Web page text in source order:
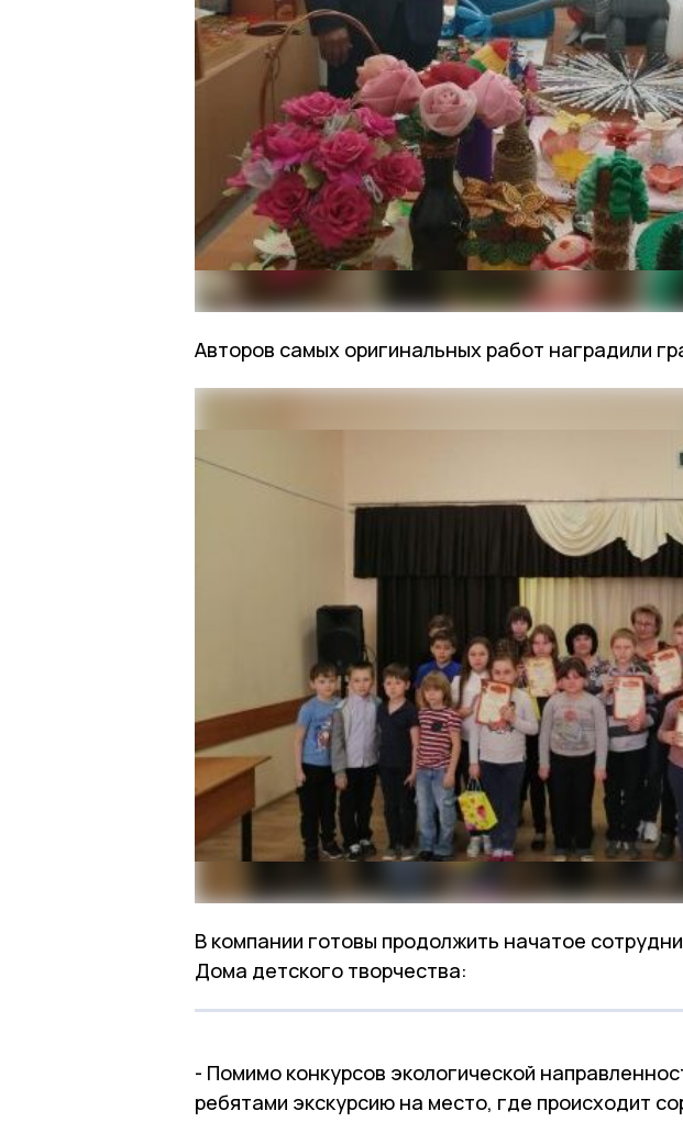
Авторов самых оригинальных работ наградили
В компании готовы продолжить начатое
Дома детского творчества:
- Помимо конкурсов экологической
ребятами экскурсию на место, где происходит